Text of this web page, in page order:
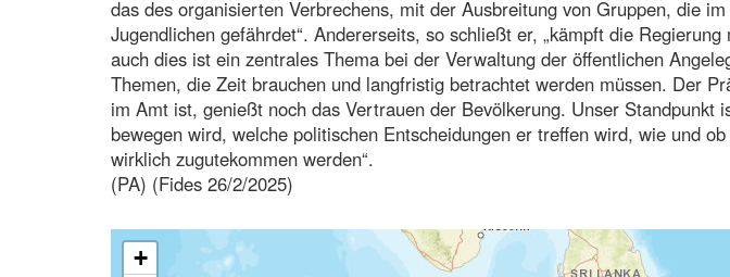
das des organisierten Verbrechens, mit der Ausbreitung von Gruppen, die
Jugendlichen gefährdet“. Andererseits, so schließt er, „kämpft die
auch dies ist ein zentrales Thema bei der Verwaltung der öffentlichen
Themen, die Zeit brauchen und langfristig betrachtet werden müssen. Der
im Amt ist, genießt noch das Vertrauen der Bevölkerung. Unser Standpunkt
bewegen wird, welche politischen Entscheidungen er treffen wird, wie und
wirklich zugutekommen werden“.
(PA) (Fides 26/2/2025)
+